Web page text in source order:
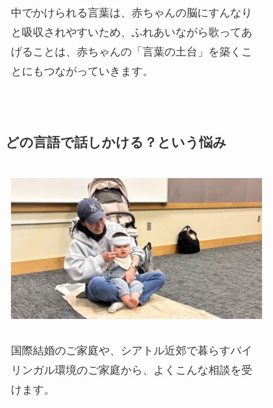
中でかけられる言葉は、赤ちゃんの脳にすんなり
と吸収されやすいため、ふれあいながら歌ってあ
げることは、赤ちゃんの「言葉の土台」を築くこ
とにもつながっていきます。
どの言語で話しかける？という悩み
国際結婚のご家庭や、シアトル近郊で暮らすバイ
リンガル環境のご家庭から、よくこんな相談を受
けます。